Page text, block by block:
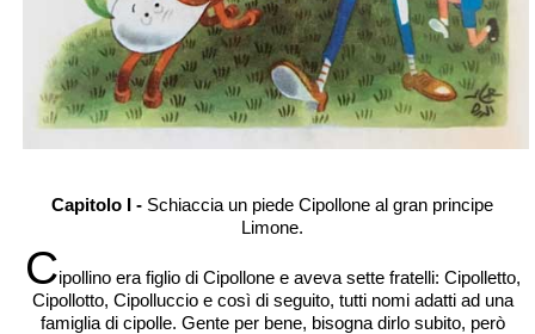
Capitolo I - Schiaccia un piede Cipollone al gran principe
Limone.
Cipollino era figlio di Cipollone e aveva sette fratelli: Cipolletto,
Cipollotto, Cipolluccio e così di seguito, tutti nomi adatti ad una
famiglia di cipolle. Gente per bene, bisogna dirlo subito, però